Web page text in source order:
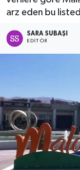
arz eden bu
SARA SUBAŞI
EDITÖR